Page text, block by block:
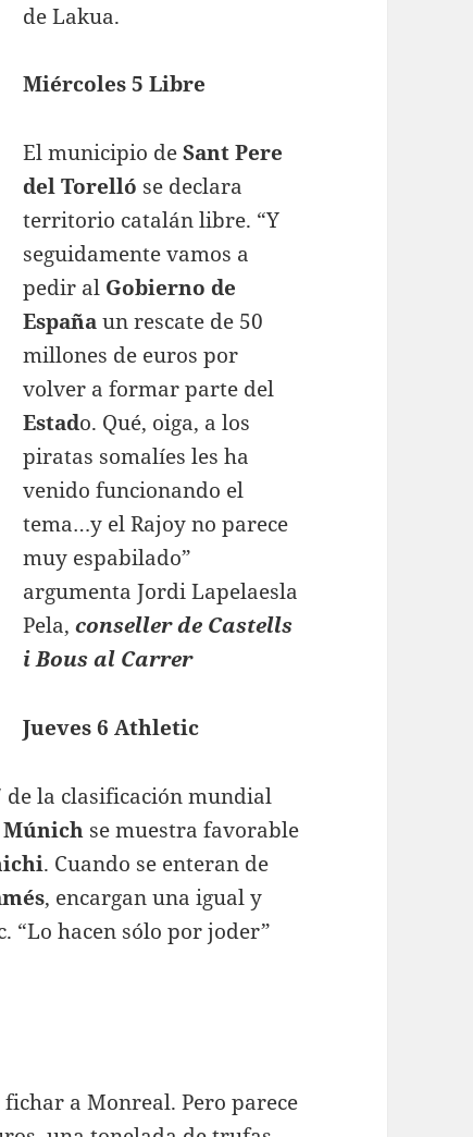
de Lakua.
Miércoles 5 Libre
El municipio deSant Pere
del Torelló se declara
territorio catalán libre. “Y
seguidamente vamos a
pedir al Gobierno de
Españaun rescate de 50
millones de euros por
volver a formar parte del
Estado. Qué, oiga, a los
piratas somalíes les ha
venido funcionando el
tema…y el Rajoy no parece
muy espabilado”
argumenta Jordi Lapelaesla
Pela,conseller de Castells
i Bous al Carrer
Jueves 6 Athletic
de la clasificación mundial
Múnich se muestra favorable
. Cuando se enteran de
, encargan una igual y
“Lo hacen sólo por joder”
a Monreal. Pero parece